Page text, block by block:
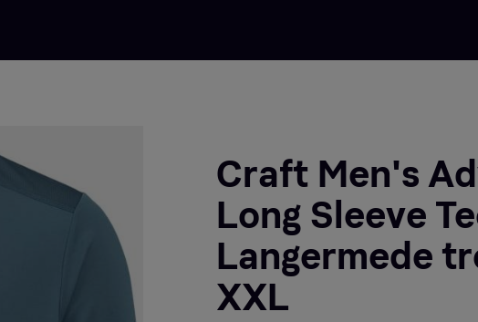
Craft Men's
Long Sleeve Tee 2
Langermede
XXL